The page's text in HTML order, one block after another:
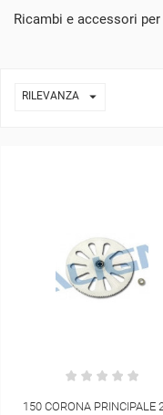
Ricambi e accessori
RILEVANZA 
150 CORONA PRINCIPALE